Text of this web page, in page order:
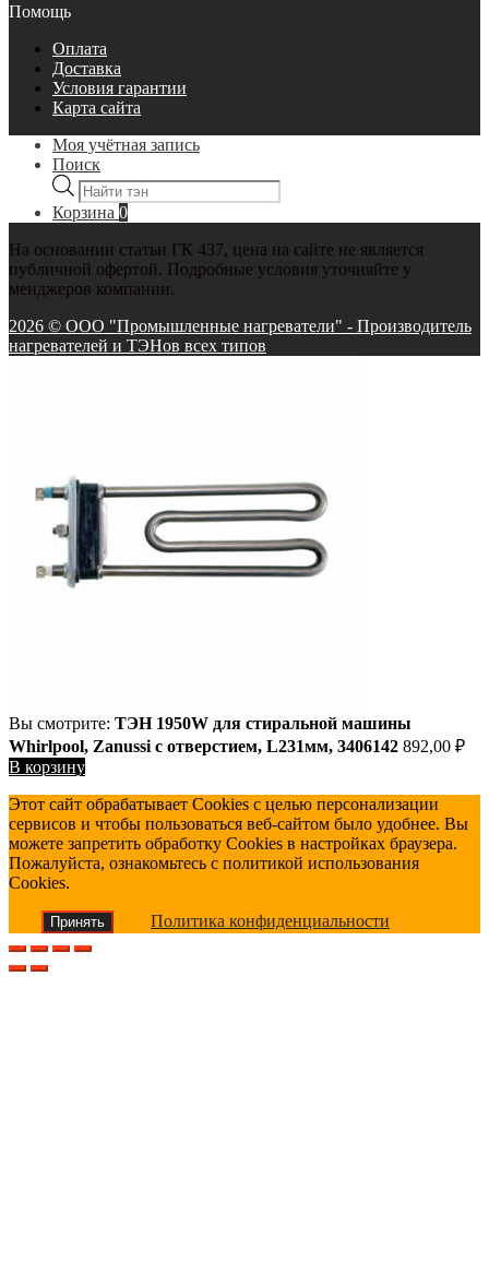
Помощь
Оплата
Доставка
Условия гарантии
Карта сайта
Моя учётная запись
Поиск
Поиск
товаров
Корзина 0
На основании статьи ГК 437, цена на сайте не является
публичной офертой. Подробные условия уточняйте у
менджеров компании.
2026 © ООО "Промышленные нагреватели" - Производитель
нагревателей и ТЭНов всех типов
Вы смотрите: ТЭН 1950W для стиральной машины
Whirlpool, Zanussi с отверстием, L231мм, 3406142 892,00 ₽
В корзину
Этот сайт обрабатывает Cookies с целью персонализации
сервисов и чтобы пользоваться веб-сайтом было удобнее. Вы
можете запретить обработку Cookies в настройках браузера.
Пожалуйста, ознакомьтесь с политикой использования
Cookies.
Принять Политика конфиденциальности